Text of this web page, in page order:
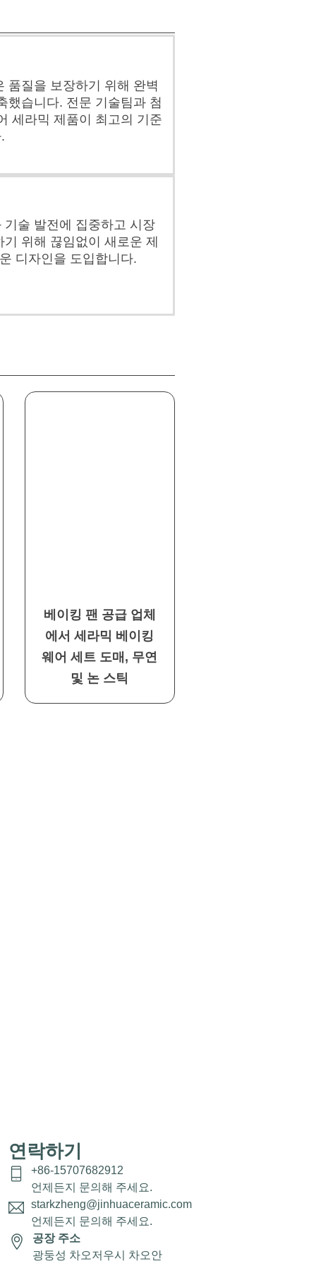
품질을 보장하기 위해 완벽
했습니다. 전문 기술팀과 첨
세라믹 제품이 최고의 기준
술 발전에 집중하고 시장
위해 끊임없이 새로운 제
디자인을 도입합니다.
베이킹 팬 공급 업체
에서 세라믹 베이킹
웨어 세트 도매, 무연
및 논 스틱
연락하기
+86-15707682912
언제든지 문의해 주세요.
starkzheng@jinhuaceramic.com
언제든지 문의해 주세요.
공장 주소
광둥성 차오저우시 차오안